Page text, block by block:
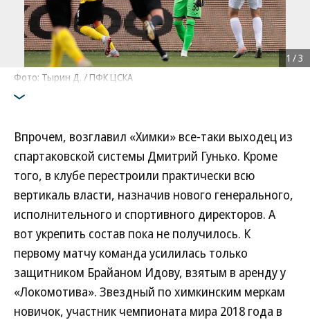
Фото: Тырин Д. / ПФК ЦСКА
1 /3
Впрочем, возглавил «Химки» все-таки выходец из
спартаковской системы Дмитрий Гунько. Кроме
того, в клубе перестроили практически всю
вертикаль власти, назначив нового генерального,
исполнительного и спортивного директоров. А
вот укрепить состав пока не получилось. К
первому матчу команда усилилась только
защитником Брайаном Идову, взятым в аренду у
«Локомотива». Звездный по химкинским меркам
новичок, участник чемпионата мира 2018 года в